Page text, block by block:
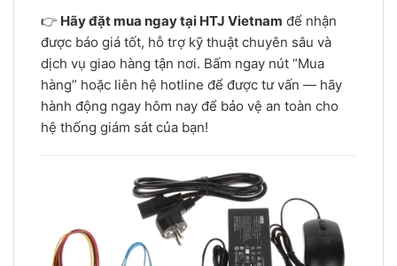
👉 Hãy đặt mua ngay tại HTJ Vietnam để nhận
được báo giá tốt, hỗ trợ kỹ thuật chuyên sâu và
dịch vụ giao hàng tận nơi. Bấm ngay nút “Mua
hàng” hoặc liên hệ hotline để được tư vấn — hãy
hành động ngay hôm nay để bảo vệ an toàn cho
hệ thống giám sát của bạn!